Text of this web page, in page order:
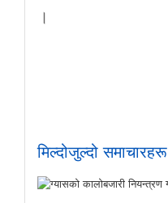
।
मिल्दोजुल्दो समाचारहरू